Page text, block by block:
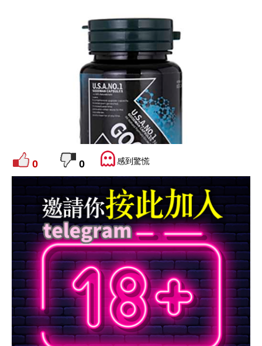
0 0 感到驚慌